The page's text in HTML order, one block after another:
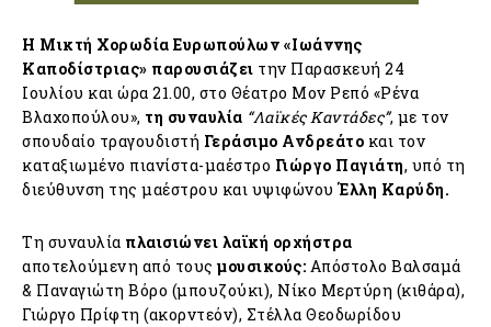
Η Μικτή Χορωδία Ευρωπούλων «Ιωάννης
Καποδίστριας» παρουσιάζει την Παρασκευή 24
Ιουλίου και ώρα 21.00, στο Θέατρο Μον Ρεπό «Ρένα
Βλαχοπούλου», τη συναυλία “Λαϊκές Καντάδες”, με τον
σπουδαίο τραγουδιστή Γεράσιμο Ανδρεάτο και τον
καταξιωμένο πιανίστα-μαέστρο Γιώργο Παγιάτη, υπό τη
διεύθυνση της μαέστρου και υψιφώνουΈλλη Καρύδη.
Τη συναυλία πλαισιώνει λαϊκή ορχήστρα
αποτελούμενη από τους μουσικούς: Απόστολο Βαλσαμά
& Παναγιώτη Βόρο (μπουζούκι), Νίκο Μερτύρη (κιθάρα),
Γιώργο Πρίφτη (ακορντεόν), Στέλλα Θεοδωρίδου